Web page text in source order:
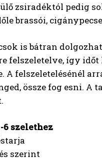
zsiradéktól pedig
brassói,
is bátran
felszeletelve, így
A felszeletelésénél
össze fog esni.
6 szelethez
szerint